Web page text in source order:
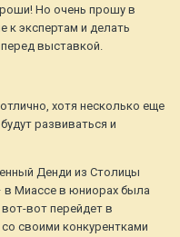
Но очень прошу в
к экспертам и делать
выставкой.
хотя несколько еще
развиваться и
Денди из Столицы
в Миассе в юниорах была
вот перейдет в
своими конкурентками